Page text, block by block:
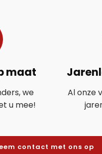
maat
we
u mee!
Al onze
contact met ons op